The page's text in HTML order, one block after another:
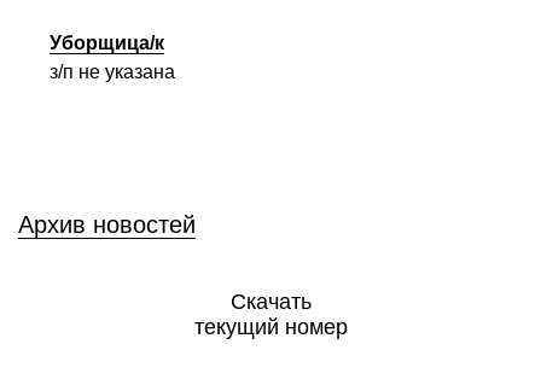
Уборщица/к
з/п не указана
Архив новостей
Скачать
текущий номер